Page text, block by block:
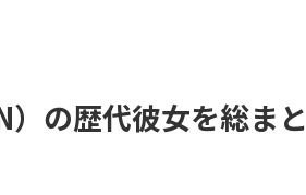
）の歴代彼女を総まと